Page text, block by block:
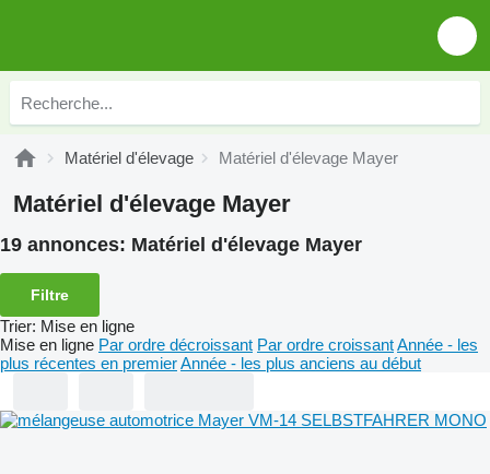
Matériel d'élevage Matériel d'élevage Mayer
Matériel d'élevage Mayer
19 annonces: Matériel d'élevage Mayer
Filtre
Trier: Mise en ligne
Mise en ligne Par ordre décroissant Par ordre croissantAnnée - les
plus récentes en premierAnnée - les plus anciens au début